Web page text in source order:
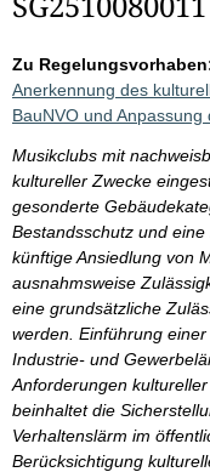
Zu
Anerkennung des
BauNVO und Anpassung
Musikclubs mit
kultureller Zwecke
gesonderte
Bestandsschutz und
künftige Ansiedlung von
ausnahmsweise
eine grundsätzliche
werden. Einführung
Industrie- und
Anforderungen
beinhaltet die
Verhaltenslärm im
Berücksichtigung